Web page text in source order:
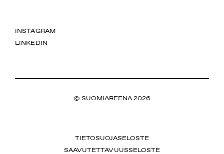
INSTAGRAM
LINKEDIN
© SUOMIAREENA 2026
TIETOSUOJASELOSTE
SAAVUTETTAVUUSSELOSTE